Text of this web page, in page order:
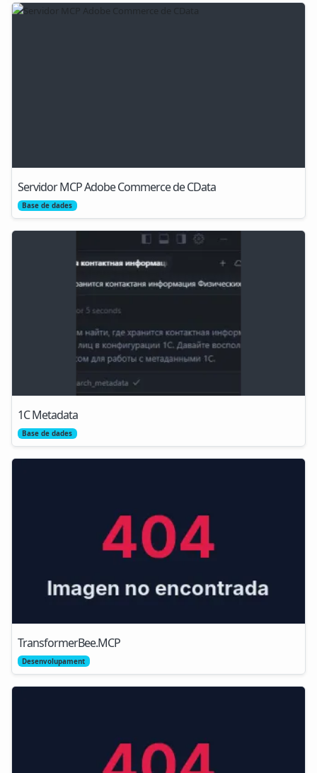
Servidor MCP Adobe Commerce de CData
Base de dades
1C Metadata
Base de dades
TransformerBee.MCP
Desenvolupament